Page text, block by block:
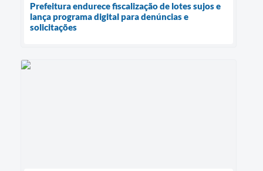
Prefeitura endurece fiscalização de lotes sujos e
lança programa digital para denúncias e
solicitações